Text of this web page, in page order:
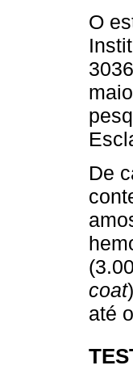
O
De
coat
até